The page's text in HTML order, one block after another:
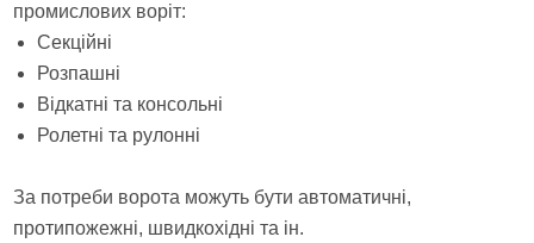
промислових воріт:
Секційні
Розпашні
Відкатні та консольні
Ролетні та рулонні
За потреби ворота можуть бути автоматичні,
протипожежні, швидкохідні та ін.